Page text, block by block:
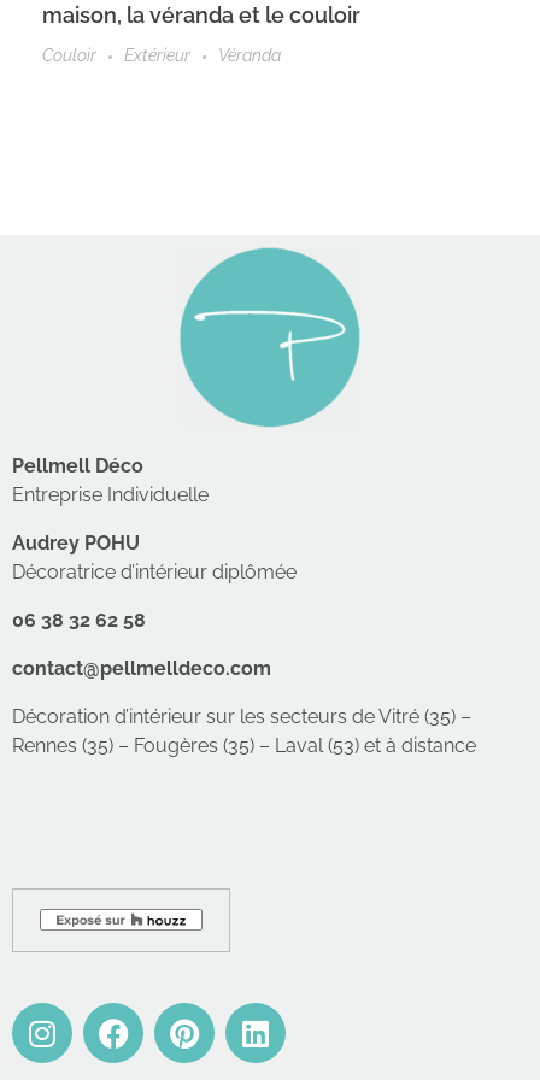
maison, la véranda et le couloir
Couloir Extérieur Véranda
Pellmell Déco
Entreprise Individuelle
Audrey POHU
Décoratrice d’intérieur diplômée
06 38 32 62 58
contact@pellmelldeco.com
Décoration d’intérieur sur les secteurs de Vitré (35) –
Rennes (35) – Fougères (35) – Laval (53) et à distance